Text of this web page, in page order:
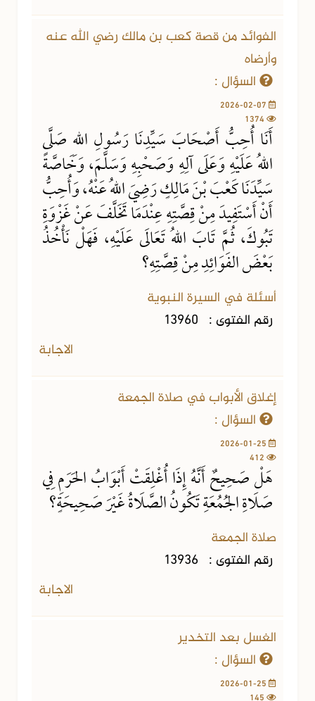
الفوائد من قصة كعب بن مالك رضي الله عنه
وأرضاه
السؤال :
أَنَا أُحِبُّ أَصْحَابَ سَيِّدِنَا رَسُولِ اللهِ صَلَّى
اللهُ عَلَيْهِ وَعَلَى آلِهِ وَصَحْبِهِ وَسَلَّمَ، وَخَاصَّةً
سَيِّدَنَا كَعْبَ بْنَ مَالِكٍ رَضِيَ اللهُ عَنْهُ، وَأُحِبُّ
أَنْ أَسْتَفِيدَ مِنْ قِصَّتِهِ عِنْدَمَا تَخَلَّفَ عَنْ غَزْوَةِ
تَبُوكَ، ثُمَّ تَابَ اللهُ تَعَالَى عَلَيْهِ، فَهَلْ نَأْخُذُ
بَعْضَ الفَوَائِدِ مِنْ قِصَّتِهِ؟
أسئلة في السيرة النبوية
رقم الفتوى : 13960
الاجابة
إغلاق الأبواب في صلاة الجمعة
السؤال :
هَلْ صَحِيحٌ أَنَّهُ إِذَا أُغْلِقَتْ أَبْوَابُ الحَرَمِ فِي
صَلَاةِ الجُمُعَةِ تَكُونُ الصَّلَاةُ غَيْرَ صَحِيحَةٍ؟
صلاة الجمعة
رقم الفتوى : 13936
الاجابة
الغسل بعد التخدير
السؤال :